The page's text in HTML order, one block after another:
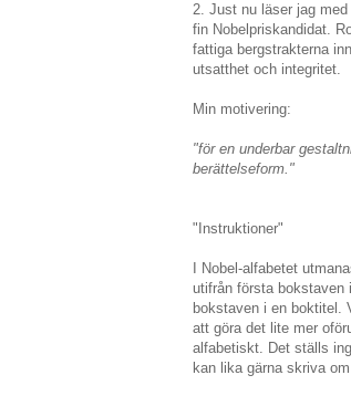
2. Just nu läser jag
fin Nobelpriskandidat.
fattiga bergstrakterna
utsatthet och integritet.
Min motivering:
"för en underbar
berättelseform."
"Instruktioner"
I Nobel-alfabetet
utifrån första bokstaven
bokstaven i en boktitel.
att göra det lite mer
alfabetiskt. Det ställs
kan lika gärna skriva